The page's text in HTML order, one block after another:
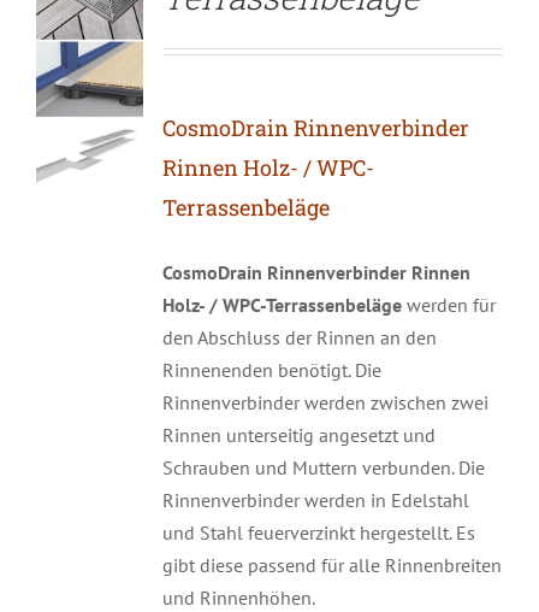
CosmoDrain Rinnenverbinder
Rinnen Holz- / WPC-
Terrassenbeläge
CosmoDrain Rinnenverbinder Rinnen
Holz- / WPC-Terrassenbelägewerden für
den Abschluss der Rinnen an den
Rinnenenden benötigt. Die
Rinnenverbinder werden zwischen zwei
Rinnen unterseitig angesetzt und
Schrauben und Muttern verbunden. Die
Rinnenverbinder werden in Edelstahl
und Stahl feuerverzinkt hergestellt. Es
gibt diese passend für alle Rinnenbreiten
und Rinnenhöhen.